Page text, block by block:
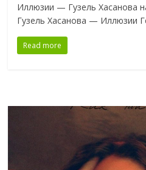
Иллюзии — Гузель Хасанова
Гузель Хасанова — Иллюзии
Read more